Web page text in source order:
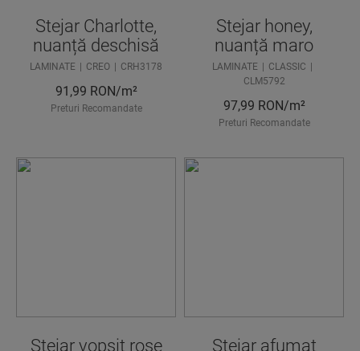
Stejar Charlotte,
nuanță deschisă
LAMINATE CREO CRH3178
91,99 RON/m²
Preturi Recomandate
Stejar honey,
nuanță maro
LAMINATE
CLASSIC
CLM5792
97,99 RON/m²
Preturi Recomandate
Stejar vopsit rose Stejar afumat